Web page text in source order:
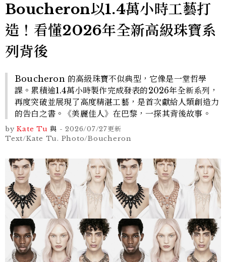
Boucheron以1.4萬小時工藝打
造！看懂2026年全新高級珠寶系
列背後
Boucheron 的高級珠寶不似典型，它像是一堂哲學
課。累積逾1.4萬小時製作完成發表的2026年全新系列，
再度突破並展現了高度精湛工藝，是首次獻給人類創造力
的告白之書。《美麗佳人》在巴黎，一探其背後故事。
by Kate Tu 與 -2026/07/27更新
Text/Kate Tu. Photo/Boucheron